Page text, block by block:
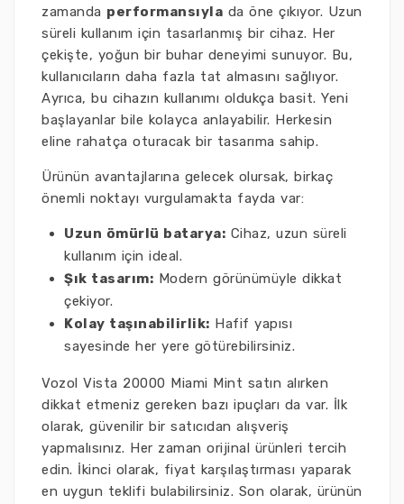
zamanda performansıyla da öne çıkıyor. Uzun
süreli kullanım için tasarlanmış bir cihaz. Her
çekişte, yoğun bir buhar deneyimi sunuyor. Bu,
kullanıcıların daha fazla tat almasını sağlıyor.
Ayrıca, bu cihazın kullanımı oldukça basit. Yeni
başlayanlar bile kolayca anlayabilir. Herkesin
eline rahatça oturacak bir tasarıma sahip.
Ürünün avantajlarına gelecek olursak, birkaç
önemli noktayı vurgulamakta fayda var:
Uzun ömürlü batarya: Cihaz, uzun süreli
kullanım için ideal.
Şık tasarım: Modern görünümüyle dikkat
çekiyor.
Kolay taşınabilirlik: Hafif yapısı
sayesinde her yere götürebilirsiniz.
Vozol Vista 20000 Miami Mint satın alırken
dikkat etmeniz gereken bazı ipuçları da var. İlk
olarak, güvenilir bir satıcıdan alışveriş
yapmalısınız. Her zaman orijinal ürünleri tercih
edin. İkinci olarak, fiyat karşılaştırması yaparak
en uygun teklifi bulabilirsiniz. Son olarak, ürünün